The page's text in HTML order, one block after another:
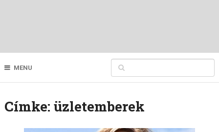
MENU
Címke: üzletemberek